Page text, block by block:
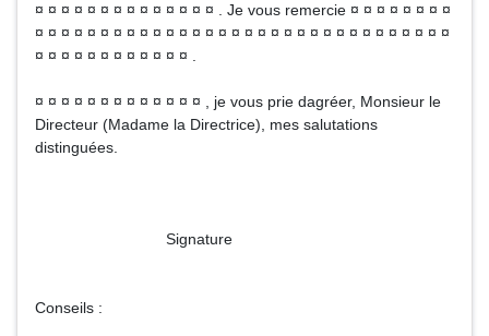
¤ ¤ ¤ ¤ ¤ ¤ ¤ ¤ ¤ ¤ ¤ ¤ ¤ ¤ . Je vous remercie ¤ ¤ ¤ ¤ ¤ ¤ ¤ ¤
¤ ¤ ¤ ¤ ¤ ¤ ¤ ¤ ¤ ¤ ¤ ¤ ¤ ¤ ¤ ¤ ¤ ¤ ¤ ¤ ¤ ¤ ¤ ¤ ¤ ¤ ¤ ¤ ¤ ¤ ¤ ¤
¤ ¤ ¤ ¤ ¤ ¤ ¤ ¤ ¤ ¤ ¤ ¤ .
¤ ¤ ¤ ¤ ¤ ¤ ¤ ¤ ¤ ¤ ¤ ¤ ¤ , je vous prie dagréer, Monsieur le
Directeur (Madame la Directrice), mes salutations
distinguées.
Signature
Conseils :